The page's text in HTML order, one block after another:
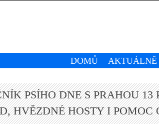
DOMŮ AKTUÁLNĚ
PSÍHO DNE S PRAHOU 13
HVĚZDNÉ HOSTY I POMOC